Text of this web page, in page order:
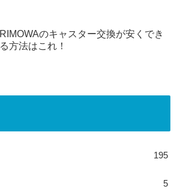
RIMOWAのキャスター交換が安くでき
る方法はこれ！
195
5